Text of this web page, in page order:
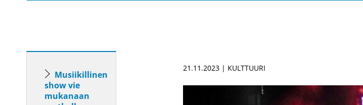
Musiikillinen
show vie
mukanaan
21.11.2023 | KULTTUURI